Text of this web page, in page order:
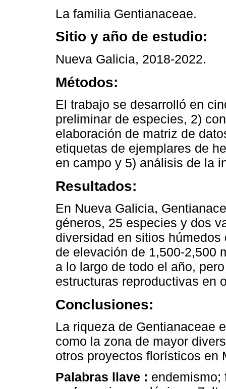
La familia Gentianaceae.
Sitio y año de estudio:
Nueva Galicia, 2018-2022.
Métodos:
El trabajo se desarrolló en
preliminar de especies, 2)
elaboración de matriz de
etiquetas de ejemplares de
en campo y 5) análisis de la
Resultados:
En Nueva Galicia,
géneros, 25 especies y dos
diversidad en sitios
de elevación de 1,500-2,500
a lo largo de todo el año,
estructuras reproductivas en
Conclusiones:
La riqueza de Gentianaceae
como la zona de mayor
otros proyectos florísticos en
Palabras llave : endemismo;